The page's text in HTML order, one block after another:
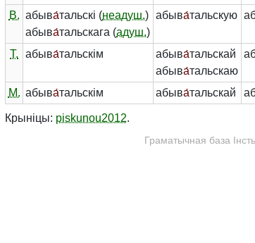
В. абыва́тальскі (неадуш.)
абыва́тальскага (адуш.)
абыва́тальскую
Т.
абыва́тальскім абыва́тальскай
абыва́тальскаю
М. абыва́тальскім абыва́тальскай
Крыніцы: piskunou2012.
Граматычная база